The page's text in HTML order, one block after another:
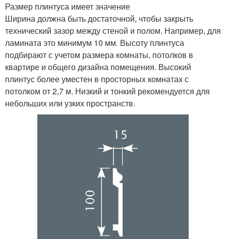
Размер плинтуса имеет значение
Ширина должна быть достаточной, чтобы закрыть
технический зазор между стеной и полом. Например, для
ламината это минимум 10 мм. Высоту плинтуса
подбирают с учетом размера комнаты, потолков в
квартире и общего дизайна помещения. Высокий
плинтус более уместен в просторных комнатах с
потолком от 2,7 м. Низкий и тонкий рекомендуется для
небольших или узких пространств.